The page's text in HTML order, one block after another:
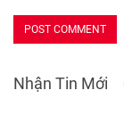
Nhận Tin Mới